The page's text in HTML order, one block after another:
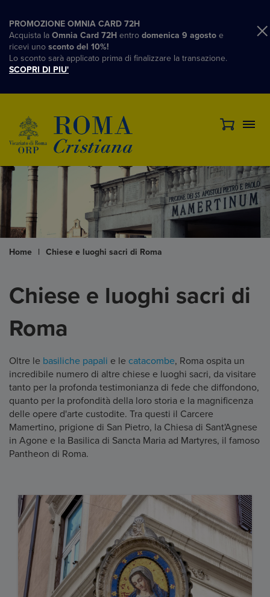
PROMOZIONE OMNIA CARD 72H
Acquista la Omnia Card 72H entro domenica 9 agosto e
ricevi uno sconto del 10%!
Lo sconto sarà applicato prima di finalizzare la transazione.
SCOPRI DI PIU'
Home | Chiese e luoghi sacri di Roma
Chiese e luoghi sacri di
Roma
Oltre le basiliche papali e le catacombe, Roma ospita un
incredibile numero di altre chiese e luoghi sacri, da visitare
tanto per la profonda testimonianza di fede che diffondono,
quanto per la profondità della loro storia e la magnificenza
delle opere d'arte custodite. Tra questi il Carcere
Mamertino, prigione di San Pietro, la Chiesa di Sant'Agnese
in Agone e la Basilica di Sancta Maria ad Martyres, il famoso
Pantheon di Roma.